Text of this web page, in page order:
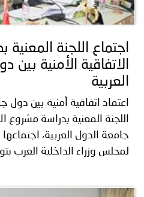
اجتماع اللجنة
الاتفاقية الأمنية بين
العربية
اعتماد اتفاقية أمنية بين
اللجنة المعنية بدراسة مشروع
جامعة الدول العربية، اجتماعها
لمجلس وزراء الداخلية العرب